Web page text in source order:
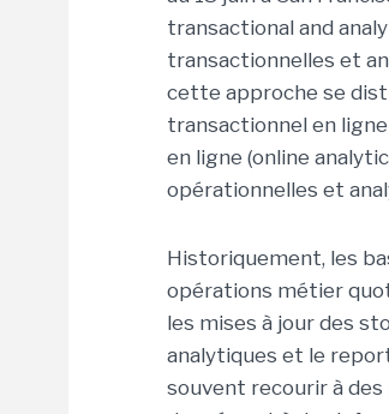
transactional and
transactionnelles et
cette approche se
transactionnel en
en ligne (online
opérationnelles et
Historiquement, les
opérations métier
les mises à jour des
analytiques et le
souvent recourir à